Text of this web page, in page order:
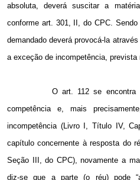
absoluta, deverá suscitar a
conforme art. 301, II, do CPC.
demandado deverá provocá-la
a exceção de incompetência, prevista
O art. 112 se encontra
competência e, mais
incompetência (Livro I, Título IV,
capítulo concernente à resposta do
Seção III, do CPC), novamente a
diz-se que a parte (o réu) pode